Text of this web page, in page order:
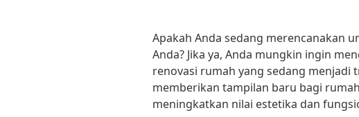
Apakah Anda sedang merencanakan
Anda? Jika ya, Anda mungkin ingin
renovasi rumah yang sedang menjadi
memberikan tampilan baru bagi
meningkatkan nilai estetika dan